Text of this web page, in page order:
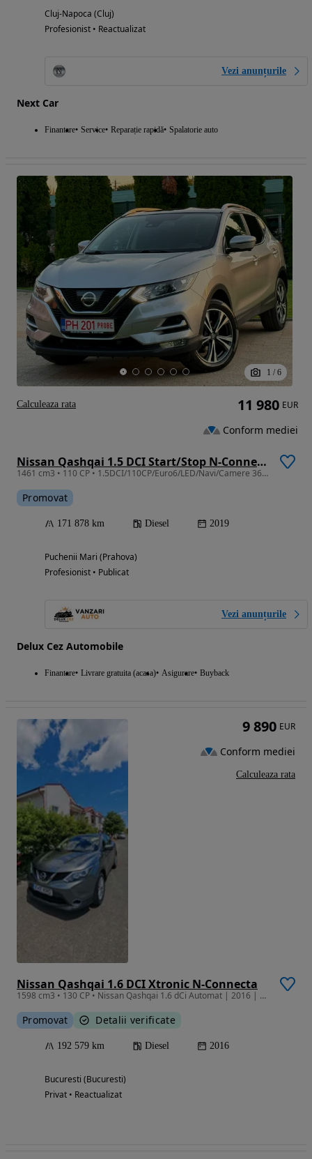
Cluj-Napoca (Cluj)
Profesionist • Reactualizat
Vezi anunțurile
Next Car
Finantare Service Reparație rapidă Spalatorie auto
1 / 6
Nissan Qashqai 1.5 DCI Start/Stop N-Connecta
1461 cm3 • 110 CP • 1.5DCI/110CP/Euro6/LED/Navi/Camere 360/Jante Aliaj
Promovat
171 878 km Diesel 2019
Puchenii Mari (Prahova)
Profesionist • Publicat
Vezi anunțurile
Delux Cez Automobile
Finantare Livrare gratuita (acasa) Asigurare Buyback
11 980 EUR
Conform mediei
Calculeaza rata
Nissan Qashqai 1.6 DCI Xtronic N-Connecta
1598 cm3 • 130 CP • Nissan Qashqai 1.6 dCi Automat | 2016 | Camera 360° | Istoric complet
Promovat Detalii verificate
192 579 km Diesel 2016
Bucuresti (Bucuresti)
Privat • Reactualizat
9 890 EUR
Conform mediei
Calculeaza rata